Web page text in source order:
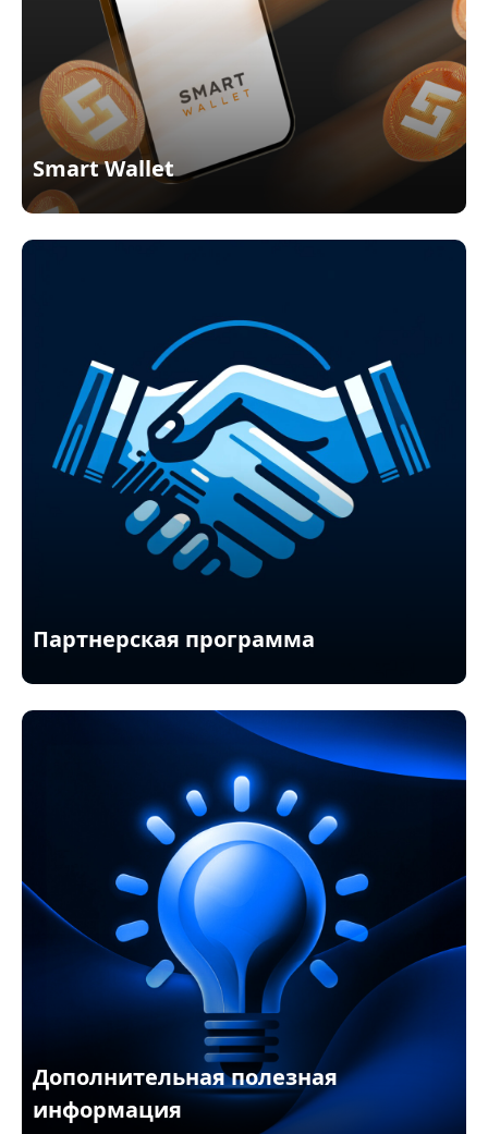
Smart Wallet
Партнерская программа
Дополнительная полезная
информация